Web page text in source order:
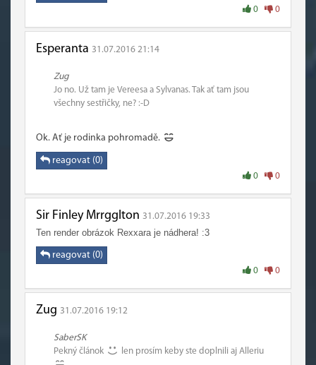
0 0
Esperanta 31.07.2016 21:14
Zug
Jo no. Už tam je Vereesa a Sylvanas. Tak ať tam jsou
všechny sestřičky, ne? :-D
Ok. Ať je rodinka pohromadě.
reagovat (0)
0 0
Sir Finley Mrrgglton 31.07.2016 19:33
Ten render obrázok Rexxara je nádhera! :3
reagovat (0)
0 0
Zug 31.07.2016 19:12
SaberSK
Pekný článok
len prosím keby ste doplnili aj Alleriu